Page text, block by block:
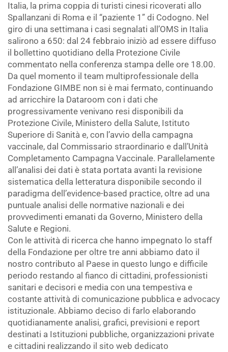
Italia, la prima coppia di turisti cinesi ricoverati allo
Spallanzani di Roma e il “paziente 1” di Codogno. Nel
giro di una settimana i casi segnalati all’OMS in Italia
salirono a 650: dal 24 febbraio iniziò ad essere diffuso
il bollettino quotidiano della Protezione Civile
commentato nella conferenza stampa delle ore 18.00.
Da quel momento il team multiprofessionale della
Fondazione GIMBE non si è mai fermato, continuando
ad arricchire la Dataroom con i dati che
progressivamente venivano resi disponibili da
Protezione Civile, Ministero della Salute, Istituto
Superiore di Sanità e, con l’avvio della campagna
vaccinale, dal Commissario straordinario e dall’Unità
Completamento Campagna Vaccinale. Parallelamente
all’analisi dei dati è stata portata avanti la revisione
sistematica della letteratura disponibile secondo il
paradigma dell’evidence-based practice, oltre ad una
puntuale analisi delle normative nazionali e dei
provvedimenti emanati da Governo, Ministero della
Salute e Regioni.
Con le attività di ricerca che hanno impegnato lo staff
della Fondazione per oltre tre anni abbiamo dato il
nostro contributo al Paese in questo lungo e difficile
periodo restando al fianco di cittadini, professionisti
sanitari e decisori e media con una tempestiva e
costante attività di comunicazione pubblica e advocacy
istituzionale. Abbiamo deciso di farlo elaborando
quotidianamente analisi, grafici, previsioni e report
destinati a Istituzioni pubbliche, organizzazioni private
e cittadini realizzando il sito web dedicato